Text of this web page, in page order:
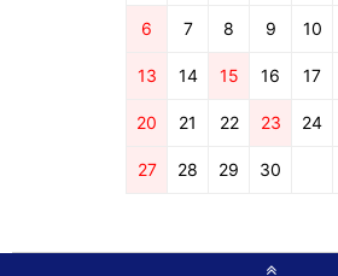
6 7 8 9 10
13 14 15 16 17
20 21 22 23 24
27 28 29 30